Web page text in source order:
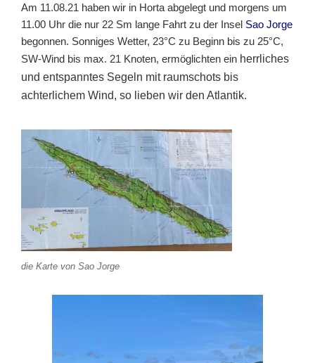
Am 11.08.21 haben wir in Horta abgelegt und morgens um
11.00 Uhr die nur 22 Sm lange Fahrt zu der Insel Sao Jorge
begonnen. Sonniges Wetter, 23°C zu Beginn bis zu 25°C,
SW-Wind bis max. 21 Knoten, ermöglichten ein herrliches
und entspanntes Segeln mit raumschots bis
achterlichem Wind, so lieben wir den Atlantik.
die Karte von Sao Jorge